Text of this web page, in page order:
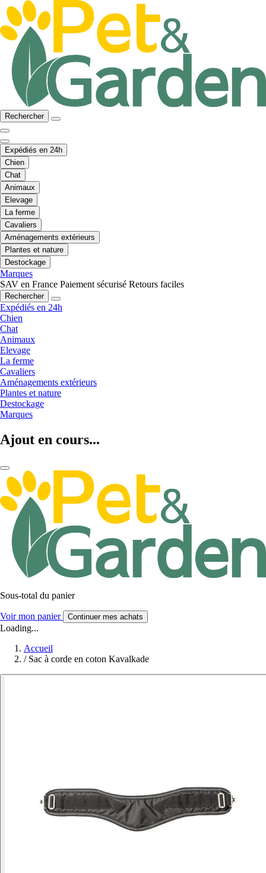
Rechercher
Expédiés en 24h
Chien
Chat
Animaux
Elevage
La ferme
Cavaliers
Aménagements extérieurs
Plantes et nature
Destockage
Marques
SAV en France Paiement sécurisé Retours faciles
Rechercher
Expédiés en 24h
Chien
Chat
Animaux
Elevage
La ferme
Cavaliers
Aménagements extérieurs
Plantes et nature
Destockage
Marques
Ajout en cours...
Sous-total du panier
Voir mon panier Continuer mes achats
Loading...
Accueil
/ Sac à corde en coton Kavalkade